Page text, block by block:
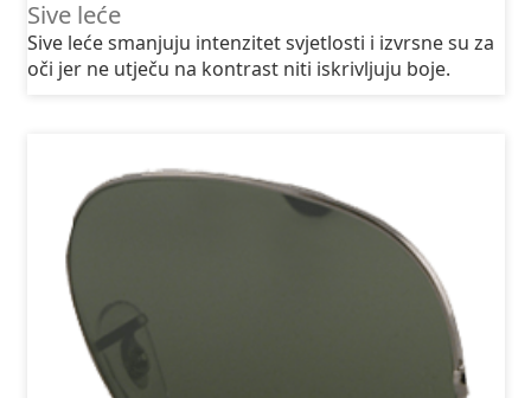
Sive leće
Sive leće smanjuju intenzitet svjetlosti i izvrsne su za
oči jer ne utječu na kontrast niti iskrivljuju boje.